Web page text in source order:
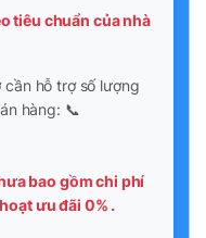
tiêu chuẩn của nhà
cần hỗ trợ số lượng
hàng: 📞
bao gồm chi phí
ưu đãi 0% .